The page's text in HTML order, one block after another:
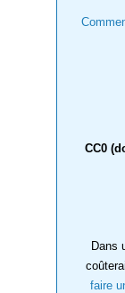
CC0
Dans
faire